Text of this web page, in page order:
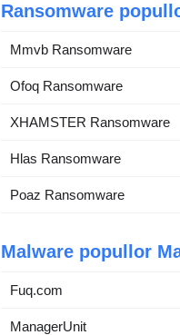
Ransomware
Mmvb Ransomware
Ofoq Ransomware
XHAMSTER Ransomware
Hlas Ransomware
Poaz Ransomware
Malware popullor
Fuq.com
ManagerUnit